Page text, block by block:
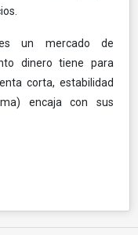
un mercado de
dinero tiene para
corta, estabilidad
encaja con sus